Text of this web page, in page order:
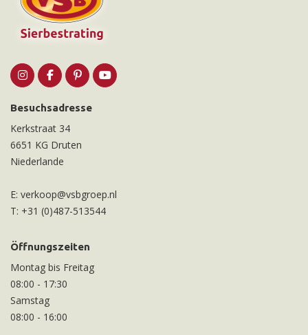
Besuchsadresse
Kerkstraat 34
6651 KG Druten
Niederlande
E: verkoop@vsbgroep.nl
T: +31 (0)487-513544
Öffnungszeiten
Montag bis Freitag
08:00 - 17:30
Samstag
08:00 - 16:00